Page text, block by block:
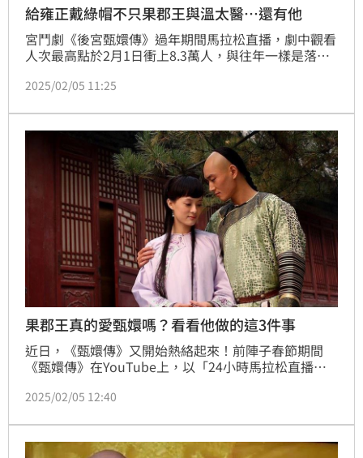
給雍正戴綠帽不只果郡王與溫太醫…還有他
宮鬥劇《後宮甄嬛傳》過年期間馬拉松直播，劇中觀看
人次最高點於2月1日衝上8.3萬人，與往年一樣是落在
正戴綠帽的，不只果郡王與溫太醫，還有一位未曾露面
2025/02/05 11:25
果郡王真的愛甄嬛嗎？看看他做的這3件事
近日，《甄嬛傳》又開始熱絡起來！前陣子春節期間
《甄嬛傳》在YouTube上，以「24小時馬拉松直播」
嬛傳的人都知道，果郡王和甄嬛彼此相愛，但他們倆的
刻骨銘心，但以現代人的觀點來看，卻有很多地方值得
討論。（記者唐家興）
2025/02/05 12:40